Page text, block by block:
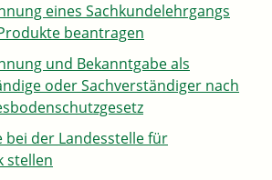
eines Sachkundelehrgangs
beantragen
und Bekanntgabe als
oder Sachverständiger nach
bei der Landesstelle für
stellen